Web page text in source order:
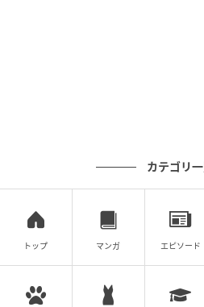
「社長がどれだけ会社を大切
知っています」と言ってもら
されず、今の家族と社員たち
と、改めて思った出来事でした
取材対象者の個人が特定され
カテゴリ
トップ マンガ エピソード